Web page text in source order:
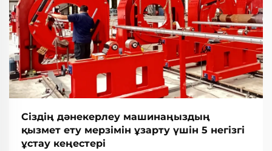
Сіздің дәнекерлеу машинаңыздың
қызмет ету мерзімін ұзарту үшін 5 негізгі
ұстау кеңестері